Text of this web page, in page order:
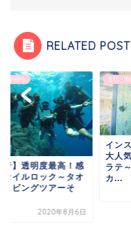
RELATED POST
海外移住
スタ映え女子必見！
気の鮮やかなブルー
～ブルーホエール
2020年2月11日
生活・海
癒し
で週